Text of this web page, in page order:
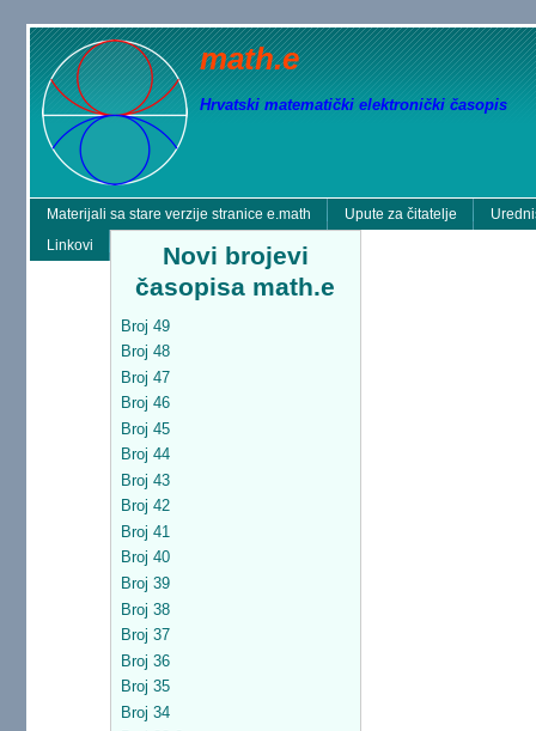
math.e
Hrvatski matematički elektronički časopis
Materijali sa stare verzije stranice e.math Upute za čitatelje
Linkovi
Novi brojevi
časopisa math.e
Broj 49
Broj 48
Broj 47
Broj 46
Broj 45
Broj 44
Broj 43
Broj 42
Broj 41
Broj 40
Broj 39
Broj 38
Broj 37
Broj 36
Broj 35
Broj 34